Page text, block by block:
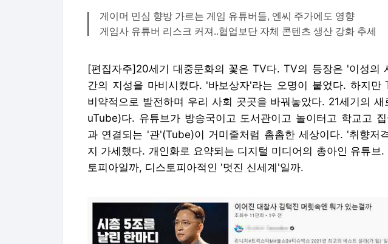
게이머 민심 향방 가르는 게임 유튜버들, 엔씨 주가에도 영향
게임사 유튜버 리스크 커져..협업보단 자체 콘텐츠 생산 강화 추세
[편집자주]20세기 대중문화의 꽃은 TV다. TV의 등장은 '이성의
간의 지성을 마비시켰다. '바보상자'라는 오명이 붙었다. 하지만
비약적으로 발전하며 우리 사회 곳곳을 바꿔놓았다. 21세기의
uTube)다. 유튜브가 방송국이고 도서관이고 놀이터고 학교고
과 연결되는 '관'(Tube)이 거미줄처럼 촘촘한 세상이다. '취향저
지 가세했다. 개인화로 요약되는 디지털 미디어의 총아인 유튜브
토피아일까, 디스토피아적인 '멋진 신세계'일까.